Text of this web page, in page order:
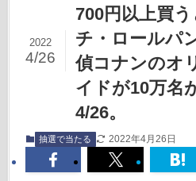
700円以上買
チ・ロールパ
偵コナンのオ
イドが10万名
4/26。
2022
4/26
抽選で当たる 2022年4月26日